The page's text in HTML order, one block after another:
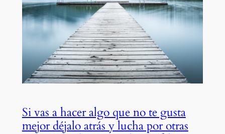
Si vas a hacer algo que no te gusta
mejor déjalo atrás y lucha por otras